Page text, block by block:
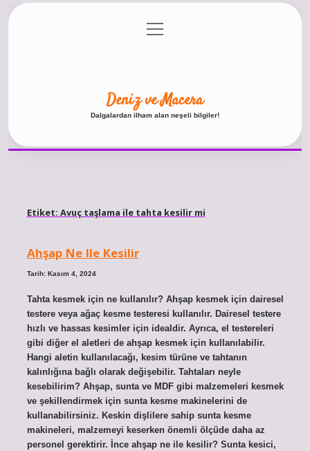
Gizlilik Politikası
menüyü
aç
Deniz ve Macera
Dalgalardan ilham alan neşeli bilgiler!
Etiket: Avuç taşlama ile tahta kesilir mi
Ahşap Ne Ile Kesilir
Tarih: Kasım 4, 2024
Tahta kesmek için ne kullanılır? Ahşap kesmek için dairesel
testere veya ağaç kesme testeresi kullanılır. Dairesel testere
hızlı ve hassas kesimler için idealdir. Ayrıca, el testereleri
gibi diğer el aletleri de ahşap kesmek için kullanılabilir.
Hangi aletin kullanılacağı, kesim türüne ve tahtanın
kalınlığına bağlı olarak değişebilir. Tahtaları neyle
kesebilirim? Ahşap, sunta ve MDF gibi malzemeleri kesmek
ve şekillendirmek için sunta kesme makinelerini de
kullanabilirsiniz. Keskin dişlilere sahip sunta kesme
makineleri, malzemeyi keserken önemli ölçüde daha az
personel gerektirir. İnce ahşap ne ile kesilir? Sunta kesici,